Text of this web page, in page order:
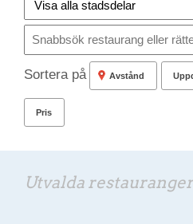
Sortera på Avstånd
Pris
Utvalda restauranger